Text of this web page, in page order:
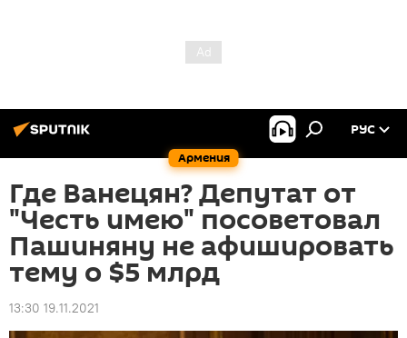
Армения
РУС
Где Ванецян? Депутат от
"Честь имею" посоветовал
Пашиняну не афишировать
тему о $5 млрд
13:30 19.11.2021